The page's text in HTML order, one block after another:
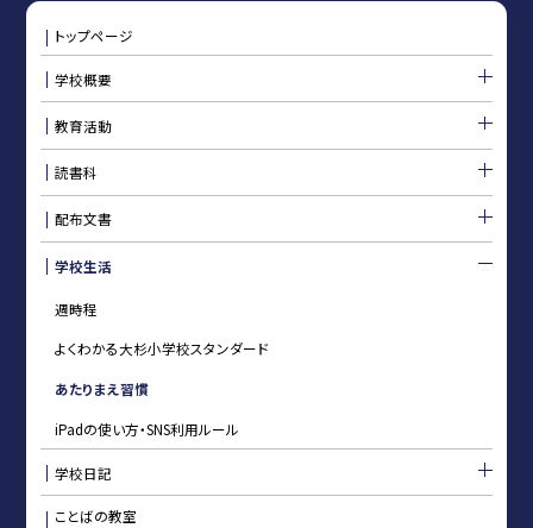
トップページ
学校概要
教育活動
読書科
配布文書
学校生活
週時程
よくわかる大杉小学校スタンダード
あたりまえ習慣
iPadの使い方・SNS利用ルール
学校日記
ことばの教室